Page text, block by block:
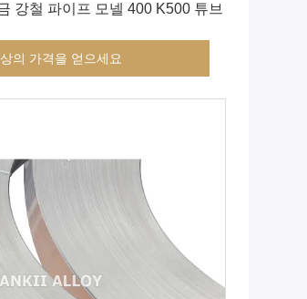
강철 파이프 모넬 400 K500 튜브
의 가격을 얻으세요